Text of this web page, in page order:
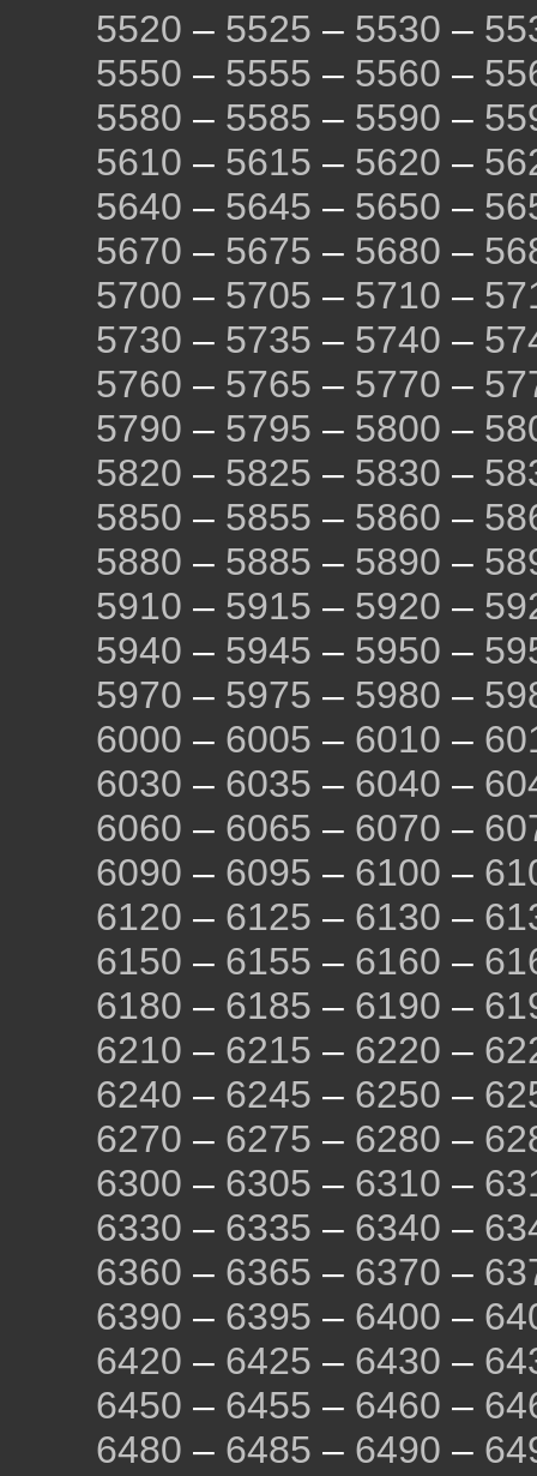
5520 – 5525 – 5530 –
5550 – 5555 – 5560 –
5580 – 5585 – 5590 –
5610 – 5615 – 5620 –
5640 – 5645 – 5650 –
5670 – 5675 – 5680 –
5700 – 5705 – 5710 –
5730 – 5735 – 5740 –
5760 – 5765 – 5770 –
5790 – 5795 – 5800 –
5820 – 5825 – 5830 –
5850 – 5855 – 5860 –
5880 – 5885 – 5890 –
5910 – 5915 – 5920 –
5940 – 5945 – 5950 –
5970 – 5975 – 5980 –
6000 – 6005 – 6010 –
6030 – 6035 – 6040 –
6060 – 6065 – 6070 –
6090 – 6095 – 6100 –
6120 – 6125 – 6130 –
6150 – 6155 – 6160 –
6180 – 6185 – 6190 –
6210 – 6215 – 6220 –
6240 – 6245 – 6250 –
6270 – 6275 – 6280 –
6300 – 6305 – 6310 –
6330 – 6335 – 6340 –
6360 – 6365 – 6370 –
6390 – 6395 – 6400 –
6420 – 6425 – 6430 –
6450 – 6455 – 6460 –
6480 – 6485 – 6490 –